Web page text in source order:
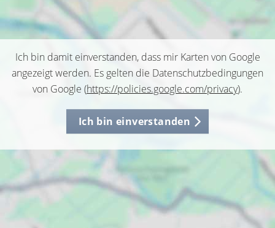
Ich bin damit einverstanden, dass mir Karten von Google
angezeigt werden. Es gelten die Datenschutzbedingungen
von Google (https://policies.google.com/privacy).
Ich bin einverstanden